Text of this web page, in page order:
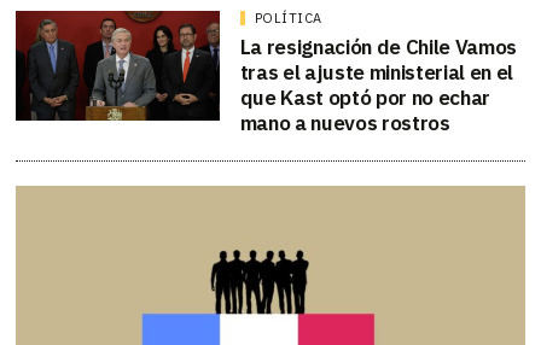
POLÍTICA
La resignación de Chile Vamos
tras el ajuste ministerial en el
que Kast optó por no echar
mano a nuevos rostros